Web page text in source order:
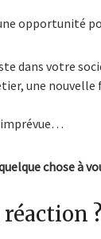
opportunité
dans votre
une nouvelle
imprévue…
chose à
?